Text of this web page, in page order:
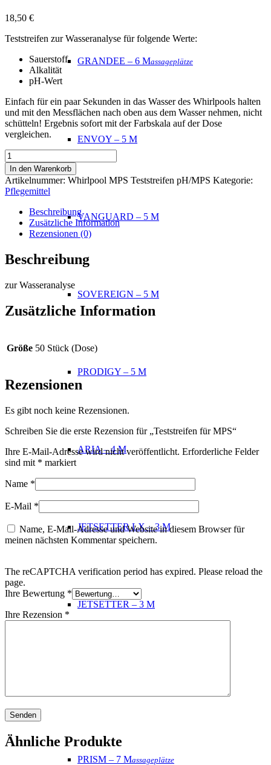
GRANDEE – 6 Massageplätze
ENVOY – 5 M
VANGUARD – 5 M
SOVEREIGN – 5 M
PRODIGY – 5 M
ARIA – 4 M
JETSETTER LX – 3 M
JETSETTER – 3 M
PRISM – 7 Massageplätze
18,50 €
Teststreifen zur Wasseranalyse für folgende Werte:
Sauerstoff
Alkalität
pH-Wert
Einfach für ein paar Sekunden in das Wasser des Whirlpools halten
und mit den Messflächen nach oben aus dem Wasser nehmen, nicht
schütteln! Ergebnis sofort mit der Farbskala auf der Dose
vergleichen.
Teststreifen
für
MPS
Menge
In den Warenkorb
Artikelnummer: Whirlpool MPS Teststreifen pH/MPS Kategorie:
Pflegemittel
Beschreibung
Zusätzliche Information
Rezensionen (0)
Beschreibung
zur Wasseranalyse
Zusätzliche Information
Größe 50 Stück (Dose)
Rezensionen
Es gibt noch keine Rezensionen.
Schreiben Sie die erste Rezension für „Teststreifen für MPS“
Ihre E-Mail-Adresse wird nicht veröffentlicht. Erforderliche Felder
sind mit * markiert
Name *
E-Mail *
Name, E-Mail-Adresse und Website in diesem Browser für
meinen nächsten Kommentar speichern.
The reCAPTCHA verification period has expired. Please reload the
page.
Ihre Bewertung *
Ihre Rezension *
Ähnliche Produkte